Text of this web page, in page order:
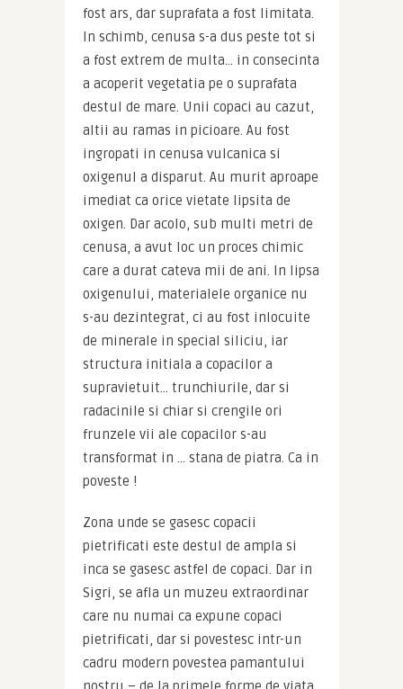
fost ars, dar suprafata a fost limitata.
In schimb, cenusa s-a dus peste tot si
a fost extrem de multa… in consecinta
a acoperit vegetatia pe o suprafata
destul de mare. Unii copaci au cazut,
altii au ramas in picioare. Au fost
ingropati in cenusa vulcanica si
oxigenul a disparut. Au murit aproape
imediat ca orice vietate lipsita de
oxigen. Dar acolo, sub multi metri de
cenusa, a avut loc un proces chimic
care a durat cateva mii de ani. In lipsa
oxigenului, materialele organice nu
s-au dezintegrat, ci au fost inlocuite
de minerale in special siliciu, iar
structura initiala a copacilor a
supravietuit… trunchiurile, dar si
radacinile si chiar si crengile ori
frunzele vii ale copacilor s-au
transformat in … stana de piatra. Ca in
poveste !
Zona unde se gasesc copacii
pietrificati este destul de ampla si
inca se gasesc astfel de copaci. Dar in
Sigri, se afla un muzeu extraordinar
care nu numai ca expune copaci
pietrificati, dar si povestesc intr-un
cadru modern povestea pamantului